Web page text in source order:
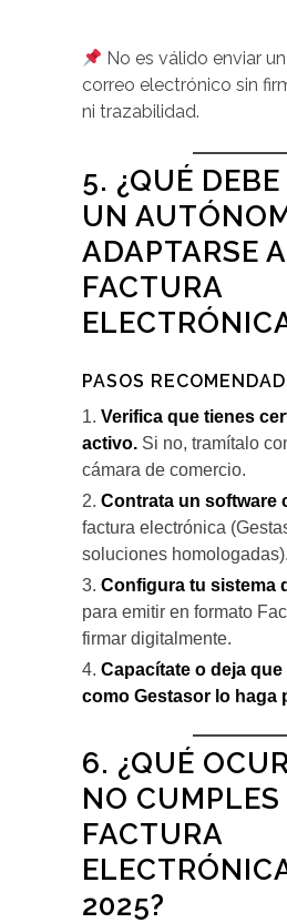
No es válido enviar
correo electrónico sin
ni trazabilidad.
5. ¿QUÉ DEBE
UN
ADAPTARSE
FACTURA
PASOS
Verifica que tienes
activo. Si no, tramítalo
cámara de comercio.
Contrata un software
factura electrónica
soluciones homologadas).
Configura tu sistema
para emitir en formato
firmar digitalmente.
Capacítate o deja
como Gestasor lo haga
6. ¿QUÉ
NO
FACTURA
2025?